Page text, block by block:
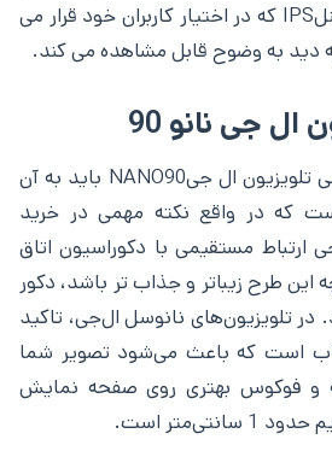
90 با زاویه دید وسیع پنلIPS که در اختیار کاربران خود قرار می
دید به وضوح قابل مشاهده می کند.
ال جی نانو 90
یکی از نکاتی که در بررسی تلویزیون ال جیNANO90 باید به آن
که در واقع نکته مهمی در خرید
ارتباط مستقیمی با دکوراسیون اتاق
طرح زیباتر و جذاب تر باشد، دکور
تلویزیون‌های نانوسل ال‌جی، تاکید
است که باعث می‌شود تصویر شما
و فوکوس بهتری روی صفحه نمایش
است.